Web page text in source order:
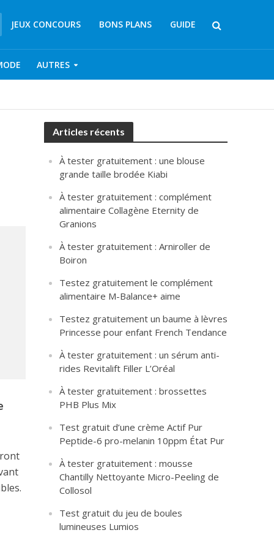
JEUX CONCOURS BONS PLANS GUIDE
AUTRES
Articles récents
À tester gratuitement : une blouse
grande taille brodée Kiabi
À tester gratuitement : complément
alimentaire Collagène Eternity de
Granions
À tester gratuitement : Arniroller de
Boiron
Testez gratuitement le complément
alimentaire M-Balance+ aime
Testez gratuitement un baume à lèvres
Princesse pour enfant French Tendance
À tester gratuitement : un sérum anti-
rides Revitalift Filler L’Oréal
À tester gratuitement : brossettes
PHB Plus Mix
Test gratuit d’une crème Actif Pur
Peptide-6 pro-melanin 10ppm État Pur
À tester gratuitement : mousse
Chantilly Nettoyante Micro-Peeling de
Collosol
Test gratuit du jeu de boules
lumineuses Lumios